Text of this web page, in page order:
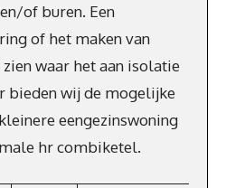
of buren. Een
of het maken van
waar het aan isolatie
bieden wij de mogelijke
eengezinswoning
hr combiketel.